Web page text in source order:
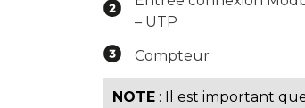
– UTP
Compteur
NOTE : Il est important